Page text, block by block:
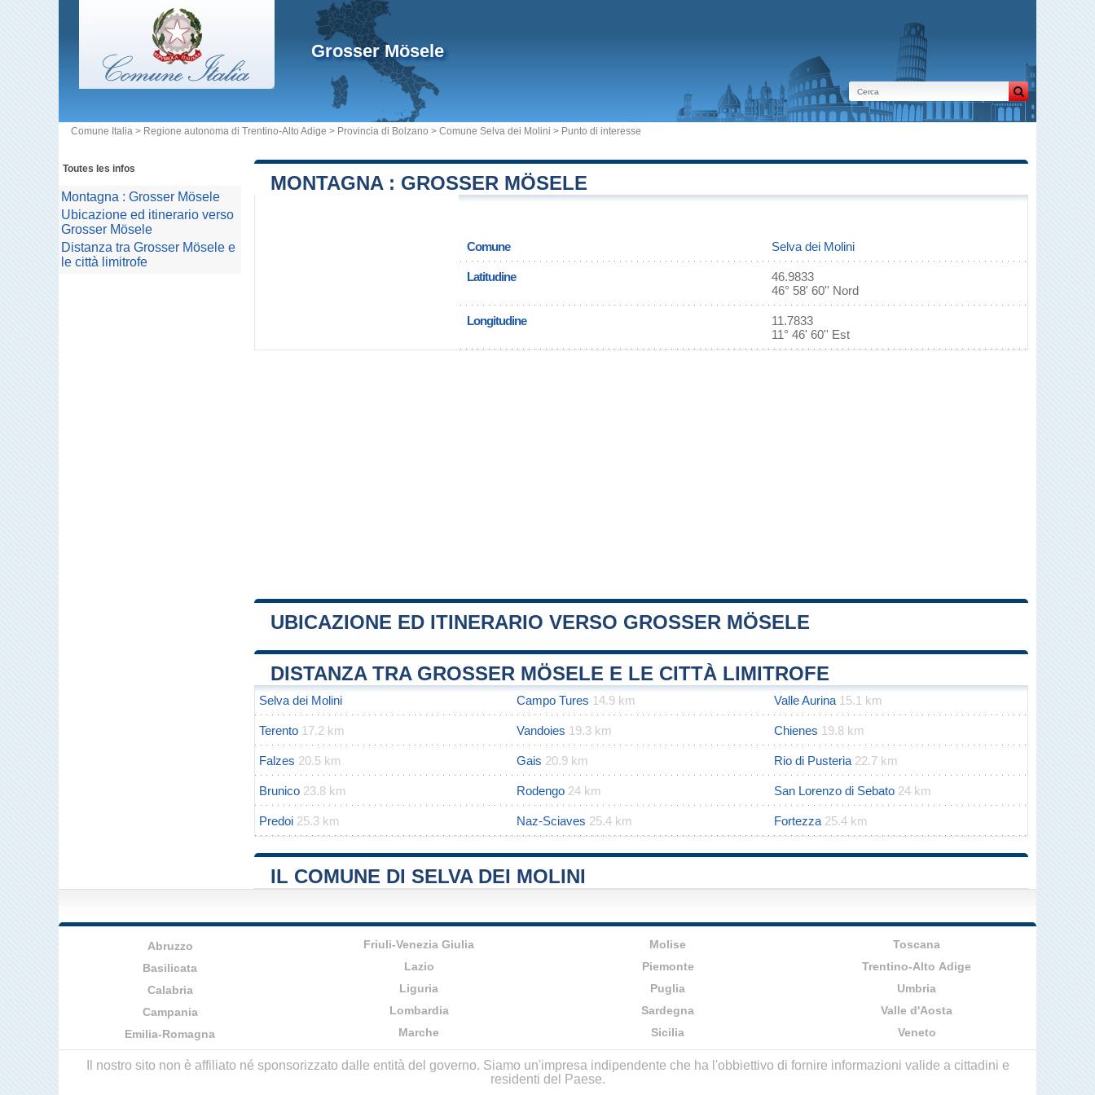
Grosser Mösele
Comune Italia > Regione autonoma di Trentino-Alto Adige > Provincia di Bolzano > Comune Selva dei Molini > Punto di interesse
MONTAGNA : GROSSER MÖSELE
Comune Selva dei Molini
Latitudine
46.9833
46° 58' 60'' Nord
Longitudine
11.7833
11° 46' 60'' Est
UBICAZIONE ED ITINERARIO VERSO GROSSER MÖSELE
+
−
Leaflet
DISTANZA TRA GROSSER MÖSELE E LE CITTÀ LIMITROFE
Selva dei Molini Campo Tures 14.9 km Valle Aurina 15.1 km
Terento 17.2 km Vandoies 19.3 km Chienes 19.8 km
Falzes 20.5 km Gais 20.9 km Rio di Pusteria 22.7 km
Brunico 23.8 km Rodengo 24 km San Lorenzo di Sebato 24 km
Predoi 25.3 km Naz-Sciaves 25.4 km Fortezza 25.4 km
IL COMUNE DI SELVA DEI MOLINI
Toutes les infos
Montagna : Grosser Mösele
Ubicazione ed itinerario verso
Grosser Mösele
Distanza tra Grosser Mösele e
le città limitrofe
Abruzzo
Basilicata
Calabria
Campania
Emilia-Romagna
Friuli-Venezia Giulia
Lazio
Liguria
Lombardia
Marche
Molise
Piemonte
Puglia
Sardegna
Sicilia
Toscana
Trentino-Alto Adige
Umbria
Valle d'Aosta
Veneto
Il nostro sito non è affiliato né sponsorizzato dalle entità del governo. Siamo un'impresa indipendente che ha l'obbiettivo di fornire informazioni valide a cittadini e
residenti del Paese.